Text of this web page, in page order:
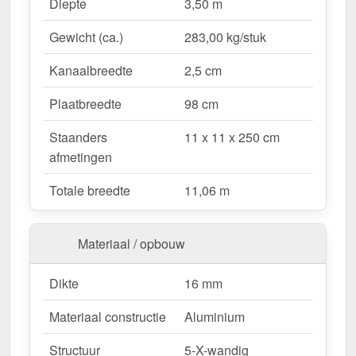
RAL 7016?
Duurzaam & stabiel
– Hoogwaardige Aluminium
constructie voor maximale weersbestendigheid.
Effectieve bescherming tegen weersinvloeden
– Bestendige Polycarbonaat dakbedekking
beschermt tegen regen & UV-straling.
Robuust voor alle weersomstandigheden
Beschikbaar voor sneeuwzone 2 (0,85 kN/m²),
ideaal voor verschillende klimatologische
omstandigheden.
Optimale lichttransmissie– Heldere &
vriendelijke sfeer met ongeveer 55 %
lichttransmissie.
Geïntegreerde dakgoot– Waterafvoer via de
verborgen goot, esthetisch & functioneel.
Ruimtebesparend design– Met slechts 3
berichten blijft uw terras open & ruimtelijk.
Diepte
3,50 m
Gewicht (ca.)
283,00 kg/stuk
Kanaalbreedte
2,5 cm
Plaatbreedte
98 cm
Staanders
afmetingen
11 x 11 x 250 cm
Totale breedte 11,06 m
Materiaal / opbouw
Dikte
16 mm
Materiaal constructie
Aluminium
Structuur
5-X-wandig